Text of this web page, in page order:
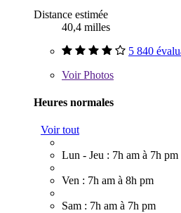
Distance estimée
40,4 milles
5 840
VoirPhotos
Heures normales
Voir tout
Lun - Jeu : 7h am à 7h pm
Ven : 7h am à 8h pm
Sam : 7h am à 7h pm